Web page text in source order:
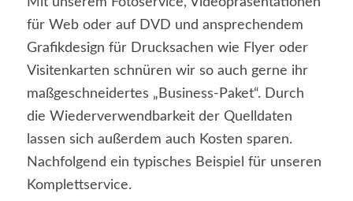
für Web oder auf DVD und ansprechendem
Grafikdesign für Drucksachen wie Flyer oder
Visitenkarten schnüren wir so auch gerne ihr
maßgeschneidertes „Business-Paket“. Durch
die Wiederverwendbarkeit der Quelldaten
lassen sich außerdem auch Kosten sparen.
Nachfolgend ein typisches Beispiel für unseren
Komplettservice.